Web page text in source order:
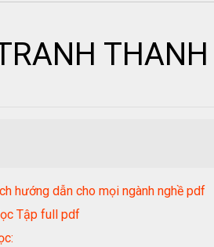
hướng dẫn cho mọi ngành nghề pdf
Tập full pdf